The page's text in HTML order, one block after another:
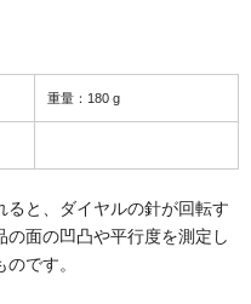
重量：180 g
ると、ダイヤルの針が回転す
面の凹凸や平行度を測定し
です。